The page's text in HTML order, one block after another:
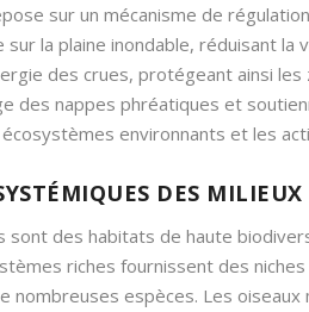
sur un mécanisme de
la plaine inondable, réduisant la
des crues, protégeant ainsi les
des nappes phréatiques et
environnants et les
DES
sont des habitats de haute
riches fournissent des
nombreuses espèces. Les